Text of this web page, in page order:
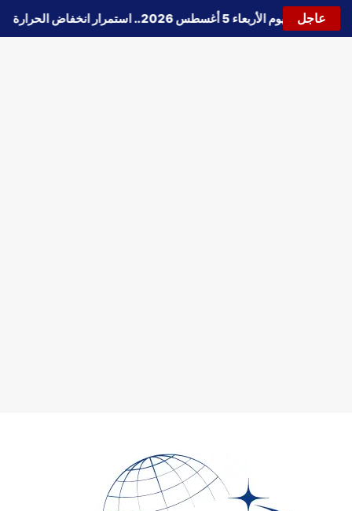
عاجل
حالة الطقس اليوم الأربعاء 5 أغسطس 2026.. استمرار انخفاض الحرارة وتحذيرات من الشبورة واضطراب الملاحة